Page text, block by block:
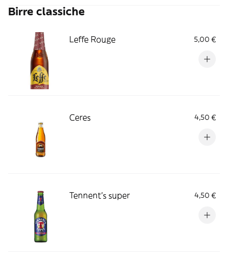
Birre classiche
Leffe Rouge 5,00 €
Ceres 4,50 €
Tennent's super 4,50 €